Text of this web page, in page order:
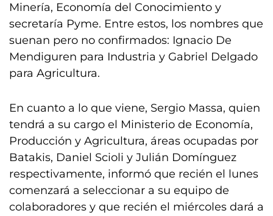
Minería, Economía del Conocimiento y
secretaría Pyme. Entre estos, los nombres que
suenan pero no confirmados: Ignacio De
Mendiguren para Industria y Gabriel Delgado
para Agricultura.
En cuanto a lo que viene, Sergio Massa, quien
tendrá a su cargo el Ministerio de Economía,
Producción y Agricultura, áreas ocupadas por
Batakis, Daniel Scioli y Julián Domínguez
respectivamente, informó que recién el lunes
comenzará a seleccionar a su equipo de
colaboradores y que recién el miércoles dará a